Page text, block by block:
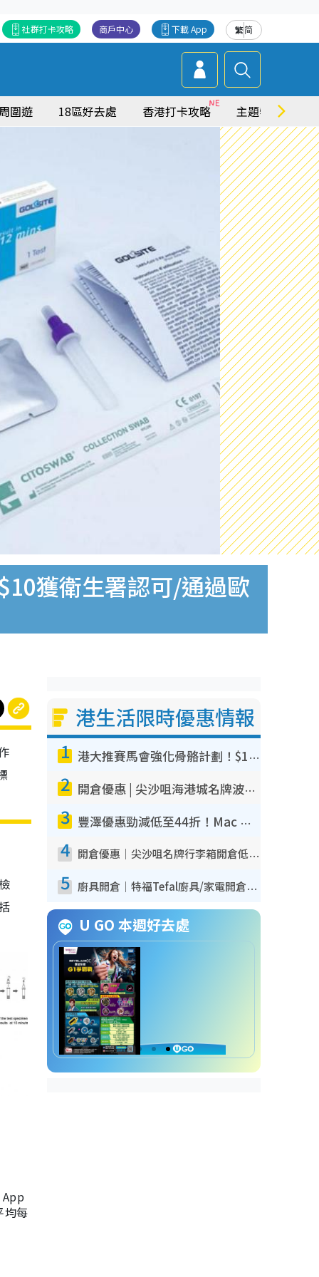
繁简
下載 App
商戶中心
社群打卡攻略
圍遊 18區好去處 香港打卡攻略 主題特集
獲衛生署認可/通過歐
均每
港生活限時優惠情報
1 港大推賽馬會強化骨骼計劃！$100骨質密度X光檢查 完成免費運動訓練送超市禮券！附參加資格
2 開倉優惠 | 尖沙咀海港城名牌波鞋開倉低至1折！On鞋$899起／Joy&Peace鞋履$98起
3 豐澤優惠勁減低至44折！Mac mini/iPhone17Pro大減價！廚房家電$220起
4 開倉優惠｜尖沙咀名牌行李箱開倉低至4折！一連5日 American Tourister/ace./Hallmark $200起！
5 廚具開倉｜特福Tefal廚具/家電開倉低至3折！$220起買平底鍋/炒鑊/湯煲！電飯煲/吸塵機/燙斗$418起
U GO 本週好去處